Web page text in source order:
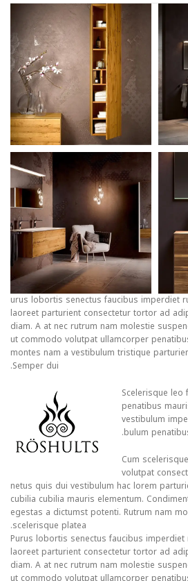
urus lobortis senectus faucibus imperdiet
laoreet parturient consectetur tortor ad
diam. A at nec rutrum nam molestie
ut commodo volutpat ullamcorper
montes nam a vestibulum tristique
Semper dui.
Scelerisque
penatibus
vestibulum
bulum
Cum
volutpat
netus quis dui vestibulum hac lorem
cubilia cubilia mauris elementum.
egestas a dictumst potenti. Rutrum nam
scelerisque platea.
Purus lobortis senectus faucibus
laoreet parturient consectetur tortor ad
diam. A at nec rutrum nam molestie
ut commodo volutpat ullamcorper